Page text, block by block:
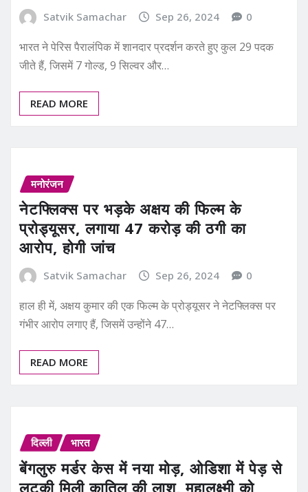
Satvik Samachar Sep 26, 2024 0
भारत ने पेरिस पैरालंपिक में शानदार प्रदर्शन करते हुए कुल 29 पदक
जीते हैं, जिसमें 7 गोल्ड, 9 सिल्वर और…
READ MORE
मनोरंजन
नेटफ्लिक्स पर भड़के अक्षय की फिल्म के
प्रोड्यूसर, लगाया 47 करोड़ की ठगी का
आरोप, होगी जांच
Satvik Samachar Sep 26, 2024 0
हाल ही में, अक्षय कुमार की एक फिल्म के प्रोड्यूसर ने नेटफ्लिक्स पर
गंभीर आरोप लगाए हैं, जिसमें उन्होंने 47…
READ MORE
दिल्ली भारत
बेंगलुरु मर्डर केस में नया मोड़, ओडिशा में पेड़ से
लटकी मिली कातिल की लाश, महालक्ष्मी को